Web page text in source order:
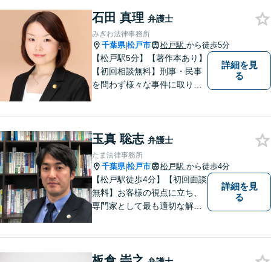
に、皆さんの明るい未来をサ
ポートします。【電話相談
可】
石田 真理 弁護士
みぎわ法律事務所
千葉県|松戸市 松戸駅 から徒歩5分
【松戸駅5分】【著作本あり】
【初回相談無料】刑事・民事
を問わず様々な事件に取り組
てるようサポートさせていた
だきます。
詳細を見
る
玉真 聡志 弁護士
たま法律事務所
千葉県|松戸市 松戸駅 から徒歩4分
【松戸駅徒歩4分】【初回面談
無料】お客様の視点に立ち、
専門家として最も適切な解決
対応。【夜間／休日対応可
詳細を見
る